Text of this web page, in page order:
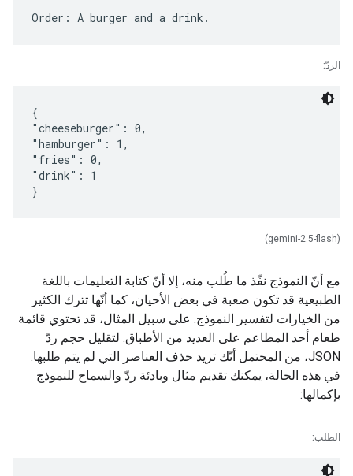
الردّ:
{
"cheeseburger": 0,
"hamburger": 1,
"fries": 0,
"drink": 1
(gemini-2.5-flash)
مع أنّ النموذج نفّذ ما طُلب منه، إلا أنّ كتابة التعليمات باللغة
الطبيعية قد تكون صعبة في بعض الأحيان، كما أنّها تترك الكثير
من الخيارات لتفسير النموذج. على سبيل المثال، قد تحتوي قائمة
طعام أحد المطاعم على العديد من الأطباق. لتقليل حجم ردّ
JSON، من المحتمل أنّك تريد حذف العناصر التي لم يتم طلبها.
في هذه الحالة، يمكنك تقديم مثال وبادئة ردّ والسماح للنموذج
بإكمالها:
الطلب: